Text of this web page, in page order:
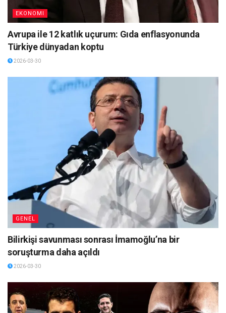
EKONOMI
Avrupa ile 12 katlık uçurum: Gıda enflasyonunda
Türkiye dünyadan koptu
2026-03-30
GENEL
Bilirkişi savunması sonrası İmamoğlu’na bir
soruşturma daha açıldı
2026-03-30